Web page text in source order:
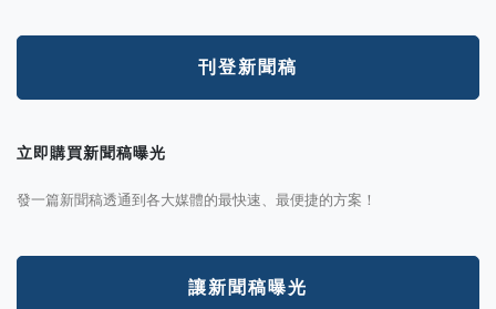
刊登新聞稿
立即購買新聞稿曝光
發一篇新聞稿透通到各大媒體的最快速、最便捷的方案！
讓新聞稿曝光